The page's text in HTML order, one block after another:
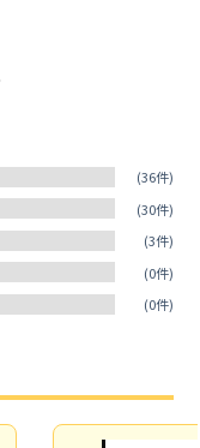
(36件)
(30件)
(3件)
(0件)
(0件)